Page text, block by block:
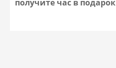
получите час в подарок